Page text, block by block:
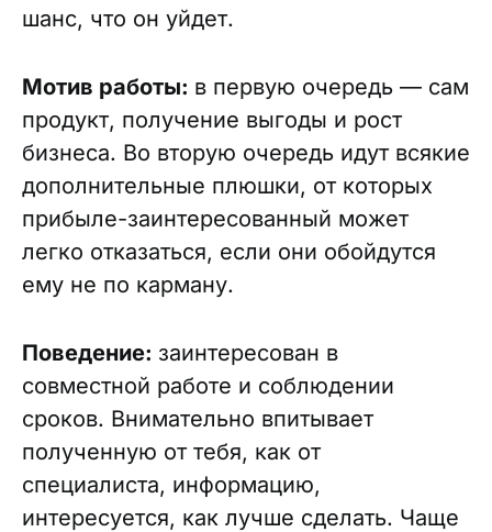
шанс, что он уйдет.
Мотив работы: в первую очередь — сам
продукт, получение выгоды и рост
бизнеса. Во вторую очередь идут всякие
дополнительные плюшки, от которых
прибыле-заинтересованный может
легко отказаться, если они обойдутся
ему не по карману.
Поведение: заинтересован в
совместной работе и соблюдении
сроков. Внимательно впитывает
полученную от тебя, как от
специалиста, информацию,
интересуется, как лучше сделать. Чаще